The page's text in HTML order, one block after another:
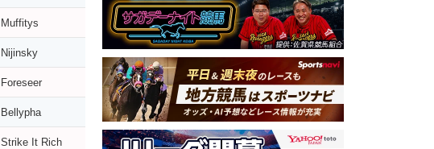
Muffitys
Nijinsky
Foreseer
Bellypha
Strike It Rich